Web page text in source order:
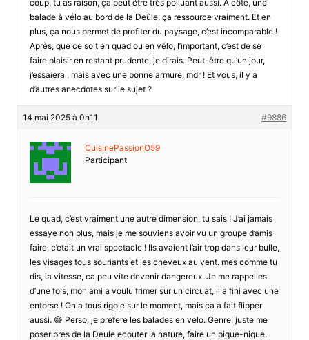
coup, tu as raison, ça peut être très polluant aussi. À côté, une
balade à vélo au bord de la Deûle, ça ressource vraiment. Et en
plus, ça nous permet de profiter du paysage, c’est incomparable !
Après, que ce soit en quad ou en vélo, l’important, c’est de se
faire plaisir en restant prudente, je dirais. Peut-être qu’un jour,
j’essaierai, mais avec une bonne armure, mdr ! Et vous, il y a
d’autres anecdotes sur le sujet ?
14 mai 2025 à 0h11 #9886
CuisinePassionO59
Participant
Le quad, c’est vraiment une autre dimension, tu sais ! J’ai jamais
essaye non plus, mais je me souviens avoir vu un groupe d’amis
faire, c’etait un vrai spectacle ! Ils avaient l’air trop dans leur bulle,
les visages tous souriants et les cheveux au vent. mes comme tu
dis, la vitesse, ca peu vite devenir dangereux. Je me rappelles
d’une fois, mon ami a voulu frimer sur un circuat, il a fini avec une
entorse ! On a tous rigole sur le moment, mais ca a fait flipper
aussi. 😅 Perso, je prefere les balades en velo. Genre, juste me
poser pres de la Deule ecouter la nature, faire un pique-nique.